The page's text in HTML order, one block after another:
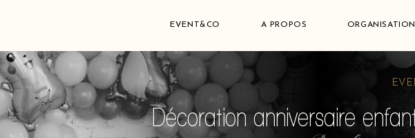
EVENT&CO A PROPOS
Décoration anniversaire